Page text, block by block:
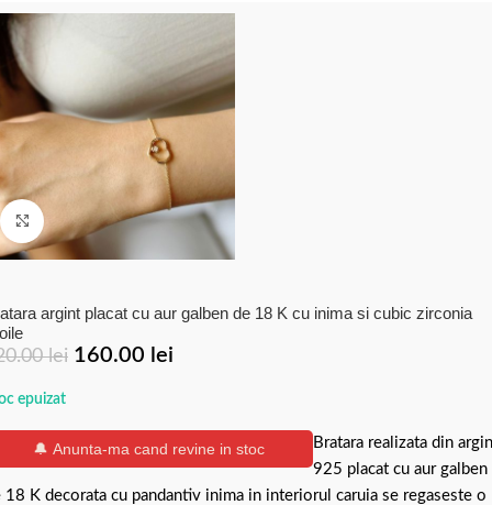
Click to enlarge
argint placat cu aur galben de 18 K cu inima si cubic zirconia
lei 160.00 lei
epuizat
🔔 Anunta-ma cand revine in stoc
Bratara realizata din
925 placat cu aur galben
18 K decorata cu pandantiv inima in interiorul caruia se regaseste o